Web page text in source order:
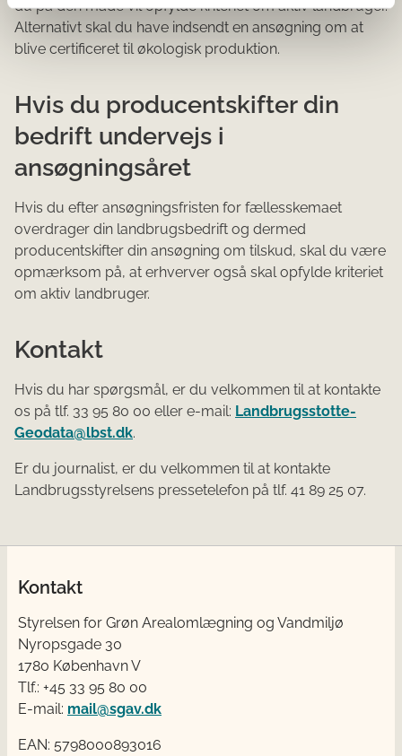
du på den måde vil opfylde kriteriet om aktiv landbruger.
Alternativt skal du have indsendt en ansøgning om at
blive certificeret til økologisk produktion.
Hvis du producentskifter din
bedrift undervejs i
ansøgningsåret
Hvis du efter ansøgningsfristen for fællesskemaet
overdrager din landbrugsbedrift og dermed
producentskifter din ansøgning om tilskud, skal du være
opmærksom på, at erhverver også skal opfylde kriteriet
om aktiv landbruger.
Kontakt
Hvis du har spørgsmål, er du velkommen til at kontakte
os på tlf. 33 95 80 00 eller e-mail: Landbrugsstotte-
Geodata@lbst.dk.
Er du journalist, er du velkommen til at kontakte
Landbrugsstyrelsens pressetelefon på tlf. 41 89 25 07.
Kontakt
Styrelsen for Grøn Arealomlægning og Vandmiljø
Nyropsgade 30
1780 København V
Tlf.: +45 33 95 80 00
E-mail: mail@sgav.dk
EAN: 5798000893016